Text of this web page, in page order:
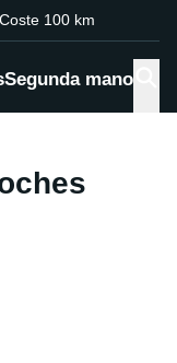
Coste 100 km
Segunda mano